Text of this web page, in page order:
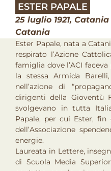
ESTER PAPALE
25 luglio 1921,
Catania
Ester Papale, nata a
respirato l’Azione
famiglia dove l’ACI
la stessa Armida
nell’azione di
dirigenti della Gioventù
svolgevano in tutta
Papale, per cui Ester, fin
dell’Associazione
energie.
Laureata in Lettere,
di Scuola Media